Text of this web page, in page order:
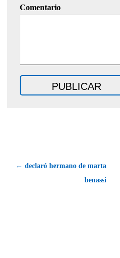
Comentario
← declaró hermano de marta
benassi